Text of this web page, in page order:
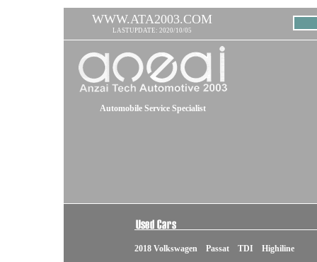
WWW.ATA2003.COM
LASTUPDATE: 2020/10/05
Automobile Service Specialist
2018 Volkswagen Passat TDI Highiline